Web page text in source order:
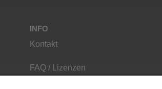
INFO
Kontakt
FAQ / Lizenzen